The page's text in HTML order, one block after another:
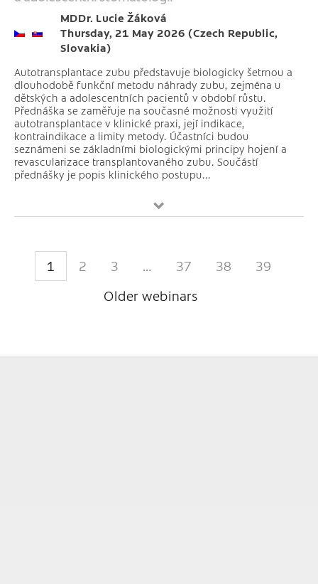
MDDr. Lucie Žáková
Thursday, 21 May 2026 (Czech Republic,
Slovakia)
Autotransplantace zubu představuje biologicky šetrnou a
dlouhodobě funkční metodu náhrady zubu, zejména u
dětských a adolescentních pacientů v období růstu.
Přednáška se zaměřuje na současné možnosti využití
autotransplantace v klinické praxi, její indikace,
kontraindikace a limity metody. Účastníci budou
seznámeni se základními biologickými principy hojení a
revascularizace transplantovaného zubu. Součástí
přednášky je popis klinického postupu...
1 2 3 … 37 38
39
Older webinars